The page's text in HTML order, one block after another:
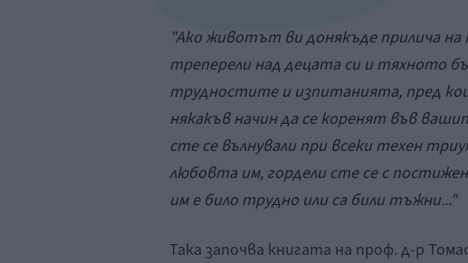
"Ако животът ви донякъде прилича
треперели над децата си и тяхното
трудностите и изпитанията, пред
някакъв начин да се коренят във
сте се вълнували при всеки техен
любовта им, гордели сте се с
им е било трудно или са били тъжни..."
Така започва книгата на проф. д-р